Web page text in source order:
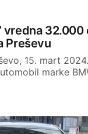
vredna
Preševu
15. mart
marke